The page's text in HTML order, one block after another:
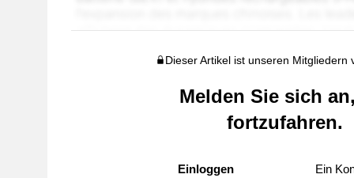
Dieser Artikel ist unseren Mitgliedern
Melden Sie sich
fortzufahren.
Einloggen Ein